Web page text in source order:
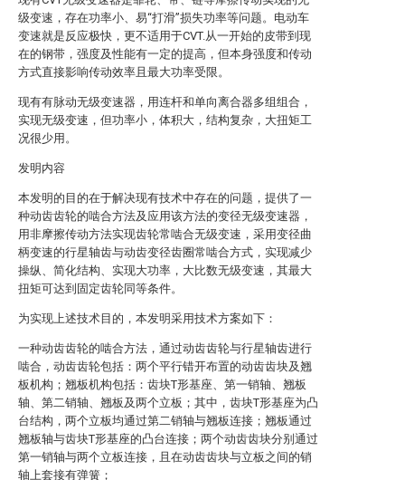
级变速，存在功率小、易“打滑”损失功率等问题。电动车
变速就是反应极快，更不适用于CVT.从一开始的皮带到现
在的钢带，强度及性能有一定的提高，但本身强度和传动
方式直接影响传动效率且最大功率受限。
现有有脉动无级变速器，用连杆和单向离合器多组组合，
实现无级变速，但功率小，体积大，结构复杂，大扭矩工
况很少用。
发明内容
本发明的目的在于解决现有技术中存在的问题，提供了一
种动齿齿轮的啮合方法及应用该方法的变径无级变速器，
用非摩擦传动方法实现齿轮常啮合无级变速，采用变径曲
柄变速的行星轴齿与动齿变径齿圈常啮合方式，实现减少
操纵、简化结构、实现大功率，大比数无级变速，其最大
扭矩可达到固定齿轮同等条件。
为实现上述技术目的，本发明采用技术方案如下：
一种动齿齿轮的啮合方法，通过动齿齿轮与行星轴齿进行
啮合，动齿齿轮包括：两个平行错开布置的动齿齿块及翘
板机构；翘板机构包括：齿块T形基座、第一销轴、翘板
轴、第二销轴、翘板及两个立板；其中，齿块T形基座为凸
台结构，两个立板均通过第二销轴与翘板连接；翘板通过
翘板轴与齿块T形基座的凸台连接；两个动齿齿块分别通过
第一销轴与两个立板连接，且在动齿齿块与立板之间的销
轴上套接有弹簧；